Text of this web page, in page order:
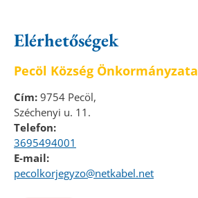
Elérhetőségek
Pecöl Község Önkormányzata
Cím: 9754 Pecöl,
Széchenyi u. 11.
Telefon:
3695494001
E-mail:
pecolkorjegyzo@netkabel.net